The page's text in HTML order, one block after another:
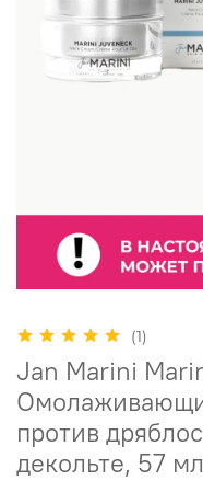
(1)
Jan Marini
против
декольте, 57 мл